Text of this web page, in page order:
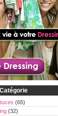
(65)
(32)